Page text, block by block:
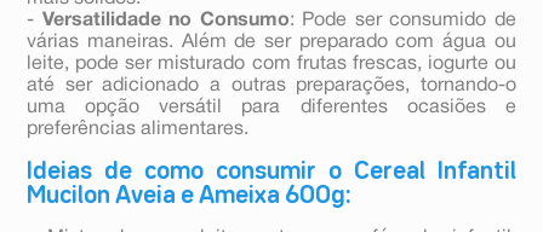
- Versatilidade no Consumo: Pode ser consumido de
várias maneiras. Além de ser preparado com água ou
leite, pode ser misturado com frutas frescas, iogurte ou
até ser adicionado a outras preparações, tornando-o
uma opção versátil para diferentes ocasiões e
preferências alimentares.
Ideias de como consumir o Cereal Infantil
Mucilon Aveia e Ameixa 600g: